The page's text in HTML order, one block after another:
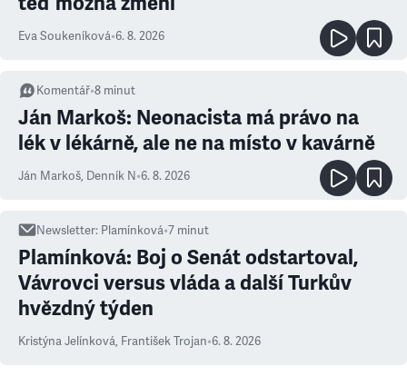
Eva Soukeníková•6. 8. 2026
Komentář•8 minut
Ján Markoš: Neonacista má právo na
lék v lékárně, ale ne na místo v kavárně
Ján Markoš, Denník N•6. 8. 2026
Newsletter: Plamínková•7 minut
Plamínková: Boj o Senát odstartoval,
Vávrovci versus vláda a další Turkův
hvězdný týden
Kristýna Jelínková, František Trojan•6. 8. 2026